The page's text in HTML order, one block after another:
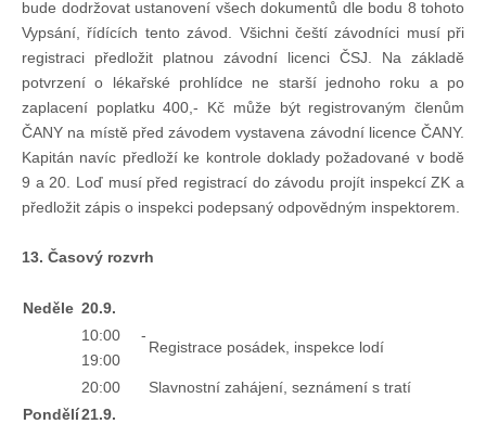
bude dodržovat ustanovení všech dokumentů dle bodu 8 tohoto
Vypsání, řídících tento závod. Všichni čeští závodníci musí při
registraci předložit platnou závodní licenci ČSJ. Na základě
potvrzení o lékařské prohlídce ne starší jednoho roku a po
zaplacení poplatku 400,- Kč může být registrovaným členům
ČANY na místě před závodem vystavena závodní licence ČANY.
Kapitán navíc předloží ke kontrole doklady požadované v bodě
9 a 20. Loď musí před registrací do závodu projít inspekcí ZK a
předložit zápis o inspekci podepsaný odpovědným inspektorem.
13. Časový rozvrh
Neděle 20.9.
10:00 -
19:00
Registrace posádek, inspekce lodí
20:00
Slavnostní zahájení, seznámení s tratí
Pondělí21.9.